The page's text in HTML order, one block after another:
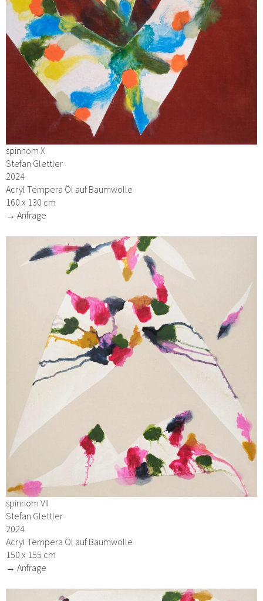
spinnom X
Stefan Glettler
2024
Acryl Tempera Öl auf Baumwolle
160 x 130 cm
→ Anfrage
spinnom VII
Stefan Glettler
2024
Acryl Tempera Öl auf Baumwolle
150 x 155 cm
→ Anfrage